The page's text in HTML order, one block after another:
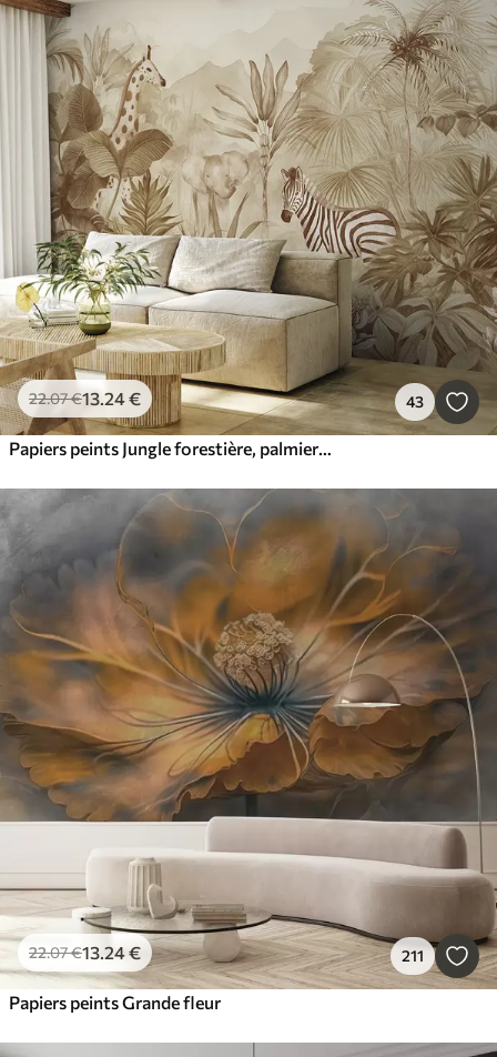
22.07€13.24€ 43
Papiers peints Jungle forestière, palmiers, girafe, éléphant, zèbre, aquarelle, couleur beige, bananier, fleurs
22.07€13.24€ 211
Papiers peints Grande fleur